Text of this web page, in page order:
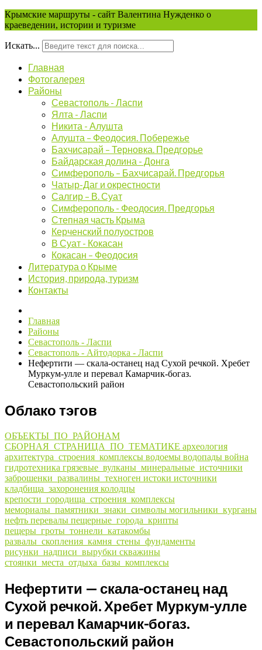
Крымские маршруты - сайт Валентина Нужденко о
краеведении, истории и туризме
Искать...
Главная
Фотогалерея
Районы
Севастополь - Ласпи
Ялта - Ласпи
Никита - Алушта
Алушта – Феодосия. Побережье
Бахчисарай – Терновка. Предгорье
Байдарская долина - Донга
Симферополь – Бахчисарай. Предгорья
Чатыр-Даг и окрестности
Салгир – В. Суат
Симферополь - Феодосия. Предгорья
Степная часть Крыма
Керченский полуостров
В Суат - Кокасан
Кокасан – Феодосия
Литература о Крыме
История, природа, туризм
Контакты
Главная
Районы
Севастополь - Ласпи
Севастополь - Айтодорка - Ласпи
Нефертити — скала-останец над Сухой речкой. Хребет
Муркум-улле и перевал Камарчик-богаз.
Севастопольский район
Облако тэгов
ОБЪЕКТЫ_ПО_РАЙОНАМ
СБОРНАЯ_СТРАНИЦА_ПО_ТЕМАТИКЕ археология
архитектура_строения_комплексы водоемы водопады война
гидротехника грязевые_вулканы_минеральные_источники
заброшенки_развалины_техноген истоки источники
кладбища_захоронения колодцы
крепости_городища_строения_комплексы
мемориалы_памятники_знаки_символы могильники_курганы
нефть перевалы пещерные_города_крипты
пещеры_гроты_тоннели_катакомбы
развалы_скопления_камня_стены_фундаменты
рисунки_надписи_вырубки скважины
стоянки_места_отдыха_базы_комплексы
Нефертити — скала-останец над
Сухой речкой. Хребет Муркум-улле
и перевал Камарчик-богаз.
Севастопольский район